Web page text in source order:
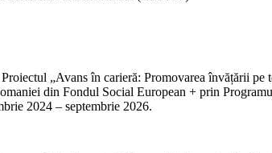
„Avans în carieră: Promovarea învățării
din Fondul Social European + prin
2024 – septembrie 2026.